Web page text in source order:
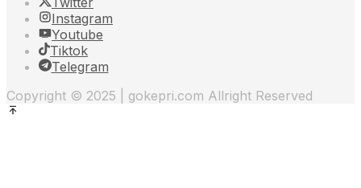
Instagram
Youtube
Tiktok
Telegram
Copyright © 2025 | gokepri.com Allright Reserved